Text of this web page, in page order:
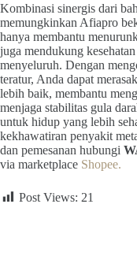
Kombinasi sinergis dari
memungkinkan Afiapro
hanya membantu
juga mendukung
menyeluruh. Dengan
teratur, Anda dapat
lebih baik, membantu
menjaga stabilitas gula
untuk hidup yang lebih
kekhawatiran penyakit
dan pemesanan hubungi
via marketplace Shopee.
Post Views: 21